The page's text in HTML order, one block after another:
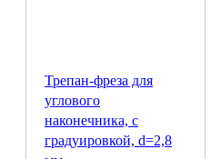
Трепан-фреза для
углового
наконечника, с
градуировкой, d=2,8